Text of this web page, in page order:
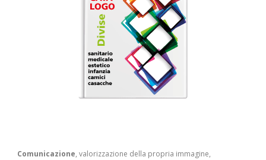
Comunicazione, valorizzazione della propria immagine,